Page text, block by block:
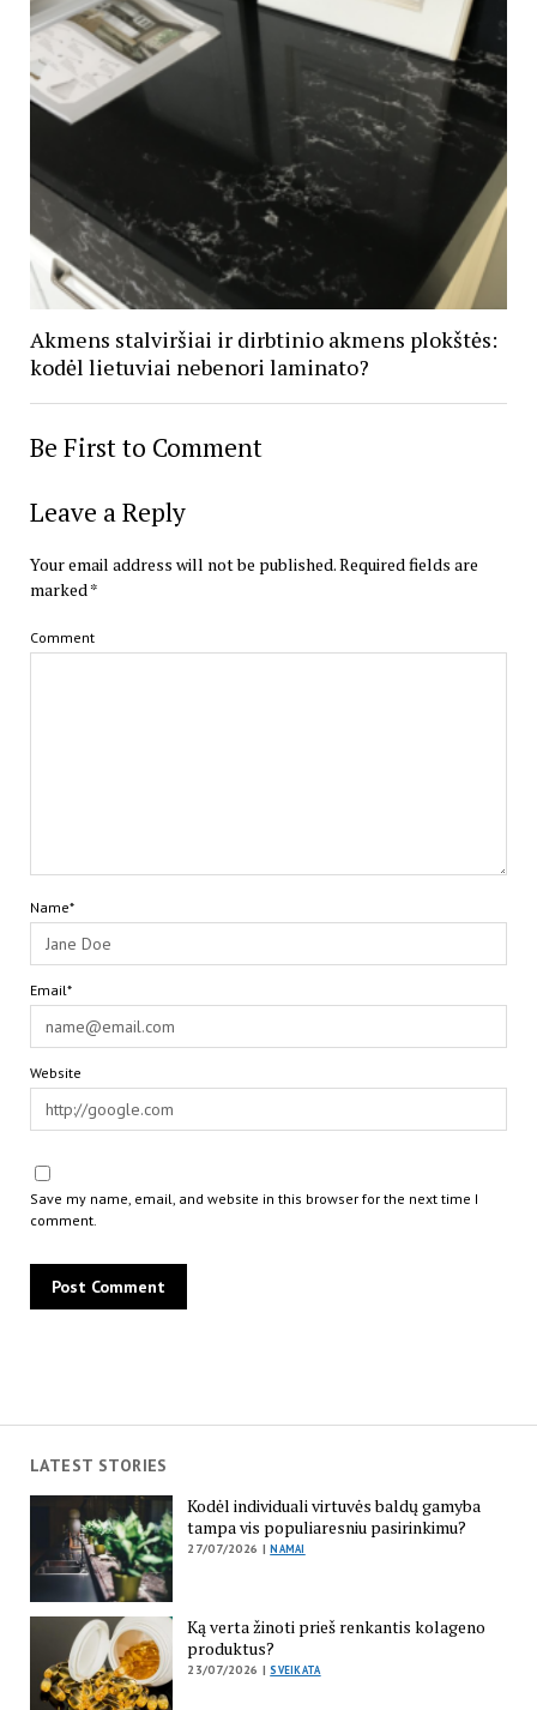
Akmens stalviršiai ir dirbtinio akmens plokštės:
kodėl lietuviai nebenori laminato?
Be First to Comment
Leave a Reply
Your email address will not be published.Required fields are
marked *
Comment
Name*
Email*
Website
Save my name, email, and website in this browser for the next time I
comment.
LATEST STORIES
Kodėl individuali virtuvės baldų gamyba
tampa vis populiaresniu pasirinkimu?
27/07/2026 |NAMAI
Ką verta žinoti prieš renkantis kolageno
produktus?
23/07/2026 |SVEIKATA